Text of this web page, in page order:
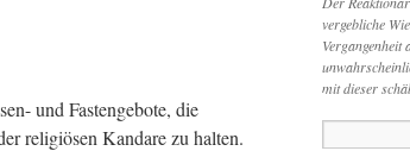
und Fastengebote, die
religiösen Kandare zu halten.
vergebliche
Vergangenheit
mit dieser